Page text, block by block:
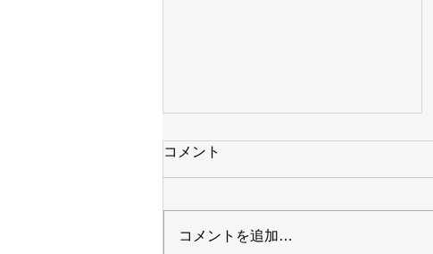
コメント
コメントを追加…